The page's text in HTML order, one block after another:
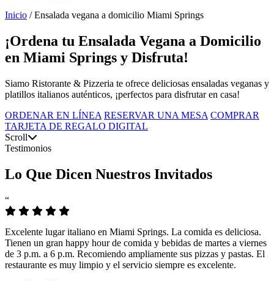
Inicio / Ensalada vegana a domicilio Miami Springs
¡Ordena tu Ensalada Vegana a Domicilio
en Miami Springs y Disfruta!
Siamo Ristorante & Pizzeria te ofrece deliciosas ensaladas veganas y
platillos italianos auténticos, ¡perfectos para disfrutar en casa!
ORDENAR EN LÍNEA RESERVAR UNA MESA COMPRAR
TARJETA DE REGALO DIGITAL
Scroll
Testimonios
Lo Que Dicen Nuestros Invitados
“
Excelente lugar italiano en Miami Springs. La comida es deliciosa.
Tienen un gran happy hour de comida y bebidas de martes a viernes
de 3 p.m. a 6 p.m. Recomiendo ampliamente sus pizzas y pastas. El
restaurante es muy limpio y el servicio siempre es excelente.